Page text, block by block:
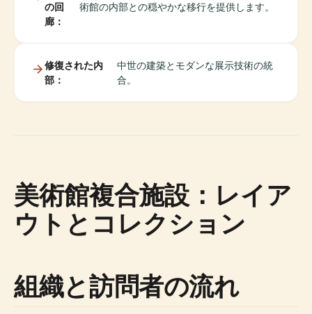
の回
廊：
術館の内部との穏やかな移行を提供します。
修復された内
部：
中世の建築とモダンな展示技術の統
合。
美術館複合施設：レイア
ウトとコレクション
組織と訪問者の流れ